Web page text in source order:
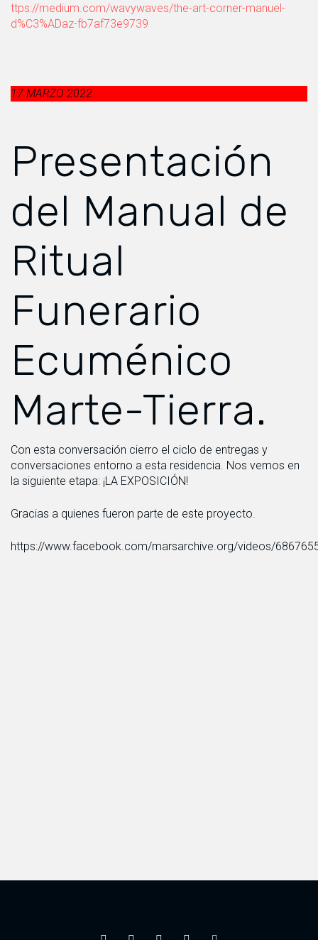
ttps://medium.com/wavywaves/the-art-corner-manuel-
d%C3%ADaz-fb7af73e9739
17 MARZO 2022
Presentación
del Manual de
Ritual
Funerario
Ecuménico
Marte-Tierra.
Con esta conversación cierro el ciclo de entregas y
conversaciones entorno a esta residencia. Nos vemos en
la siguiente etapa: ¡LA EXPOSICIÓN!
Gracias a quienes fueron parte de este proyecto.
https://www.facebook.com/marsarchive.org/videos/